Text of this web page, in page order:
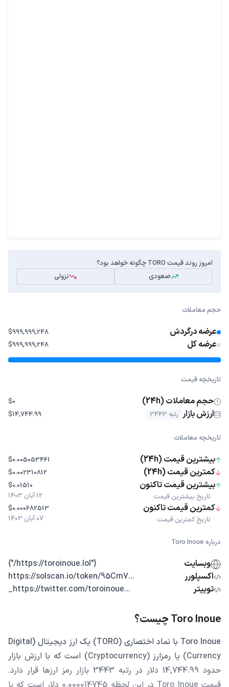
امروز روند قیمت TORO چگونه خواهد بود؟
صعودی
نزولی
حجم معاملات
عرضه درگردش $999,999,248
عرضه کل $999,999,248
تاریخچه قیمت
حجم معاملات (24h) $0
ارزش بازار رتبه 3443 $14,744.99
تاریخچه معاملات
بیشترین قیمت (24h) $0.005053461
کمترین قیمت (24h) $0.002310812
بیشترین قیمت تاکنون
تاریخ بیشترین قیمت
$0.01510
12 آبان 1403
کمترین قیمت تاکنون
تاریخ کمترین قیمت
$0.000682513
07 آبان 1403
درباره Toro Inoue
وبسایت
{"https://toroinoue.lol/"}
اکسپلورر
...https://solscan.io/token/95Cm7
توییتر
...https://twitter.com/toroinoue_
Toro Inoue چیست؟
Toro Inoue با نماد اختصاری (TORO) یک ارز دیجیتال (Digital
Currency) یا رمزارز (Cryptocurrency) است که با ارزش بازار
حدود 14,744.99 دلار در رتبه 3443 بازار رمز ارزها قرار دارد.